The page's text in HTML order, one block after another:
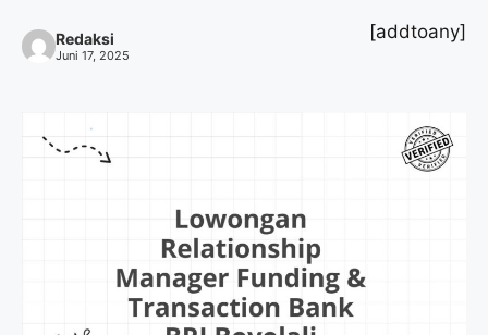
Redaksi
Juni 17, 2025
[addtoany]